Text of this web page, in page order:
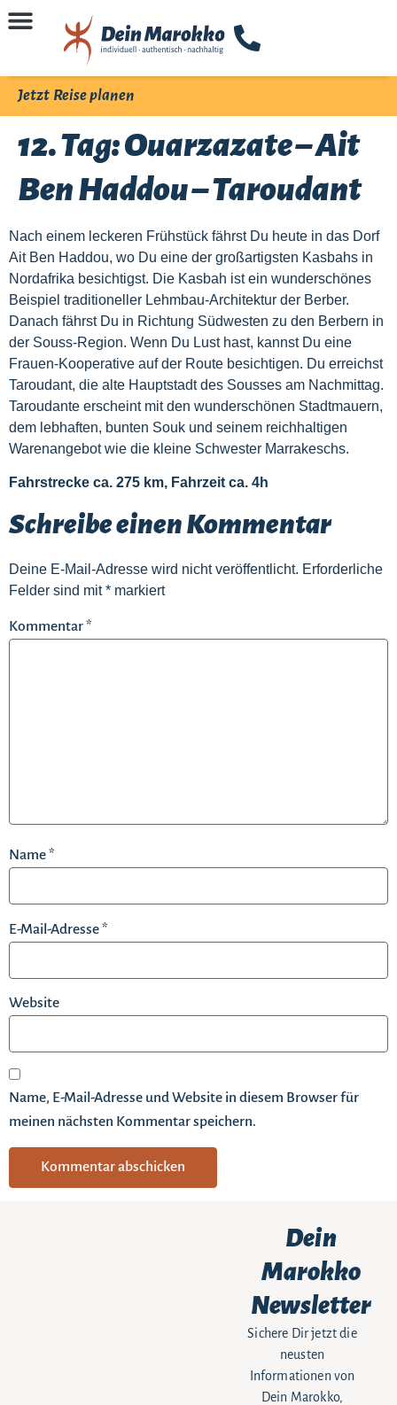
Jetzt Reise planen
12. Tag: Ouarzazate – Ait
Ben Haddou – Taroudant
Nach einem leckeren Frühstück fährst Du heute in das Dorf
Ait Ben Haddou, wo Du eine der großartigsten Kasbahs in
Nordafrika besichtigst. Die Kasbah ist ein wunderschönes
Beispiel traditioneller Lehmbau-Architektur der Berber.
Danach fährst Du in Richtung Südwesten zu den Berbern in
der Souss-Region. Wenn Du Lust hast, kannst Du eine
Frauen-Kooperative auf der Route besichtigen. Du erreichst
Taroudant, die alte Hauptstadt des Sousses am Nachmittag.
Taroudante erscheint mit den wunderschönen Stadtmauern,
dem lebhaften, bunten Souk und seinem reichhaltigen
Warenangebot wie die kleine Schwester Marrakeschs.
Fahrstrecke ca. 275 km, Fahrzeit ca. 4h
Schreibe einen Kommentar
Deine E-Mail-Adresse wird nicht veröffentlicht. Erforderliche
Felder sind mit* markiert
Kommentar*
Name*
E-Mail-Adresse*
Website
Name, E-Mail-Adresse und Website in diesem Browser für
meinen nächsten Kommentar speichern.
Dein
Marokko
Newsletter
Sichere Dir jetzt die
neusten
Informationen von
Dein Marokko,